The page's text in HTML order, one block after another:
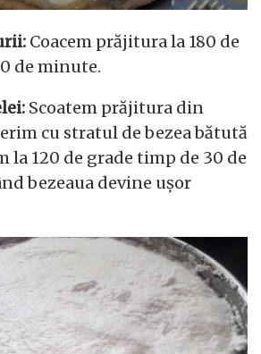
Coacem prăjitura la 180 de
de minute.
Scoatem prăjitura din
cu stratul de bezea bătută
la 120 de grade timp de 30 de
bezeaua devine ușor